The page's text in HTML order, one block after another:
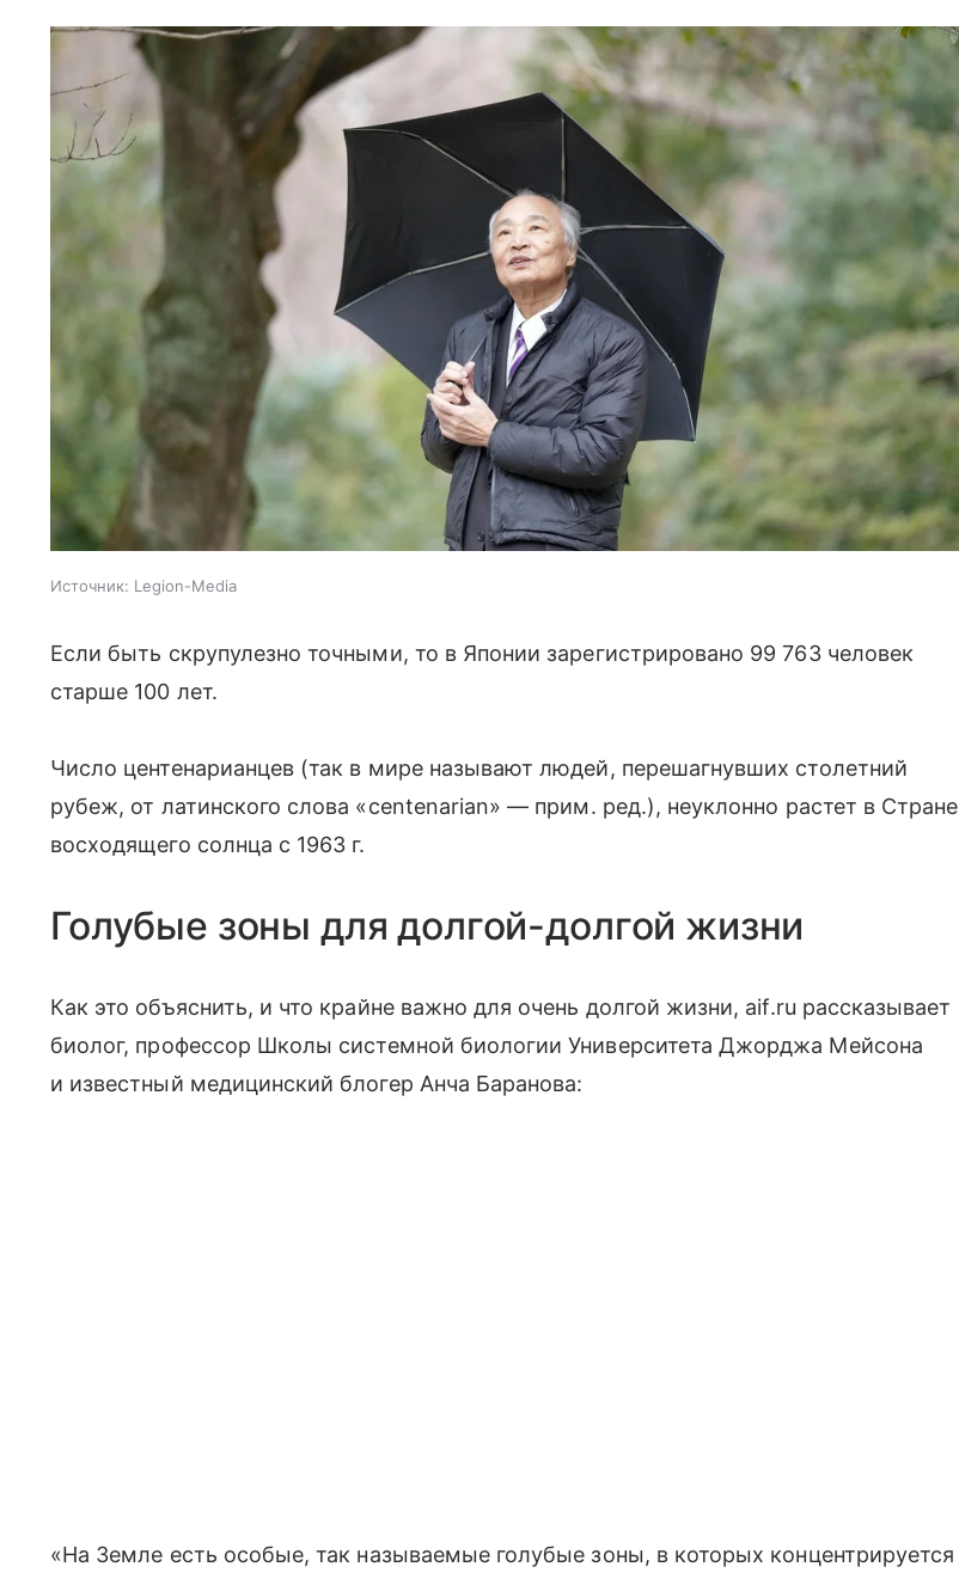
Источник: Legion-Media
Если быть скрупулезно точными, то в Японии зарегистрировано 99 763 человек
старше 100 лет.
Число центенарианцев (так в мире называют людей, перешагнувших столетний
рубеж, от латинского слова «сentenarian» — прим. ред.), неуклонно растет в Стране
восходящего солнца с 1963 г.
Голубые зоны для долгой-долгой жизни
Как это объяснить, и что крайне важно для очень долгой жизни, aif.ru рассказывает
биолог, профессор Школы системной биологии Университета Джорджа Мейсона
и известный медицинский блогер Анча Баранова:
«На Земле есть особые, так называемые голубые зоны, в которых концентрируется